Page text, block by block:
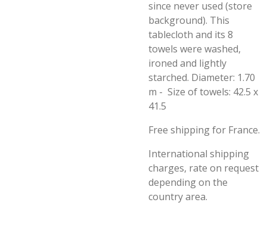
since never used (store
background). This
tablecloth and its 8
towels were washed,
ironed and lightly
starched. Diameter: 1.70
m - Size of towels: 42.5 x
41.5
Free shipping for France.
International shipping
charges, rate on request
depending on the
country area.